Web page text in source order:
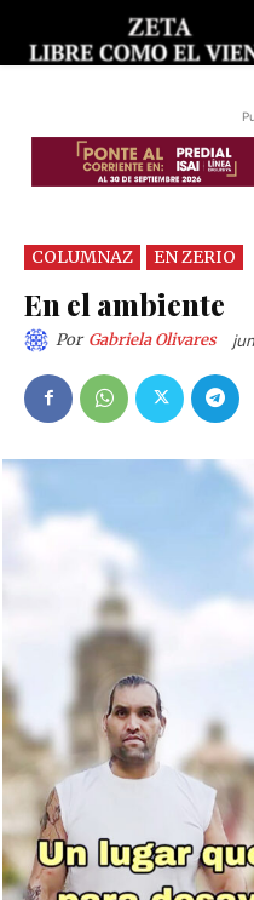
COLUMNAZ EN ZERIO
En el ambiente
Por Gabriela Olivares